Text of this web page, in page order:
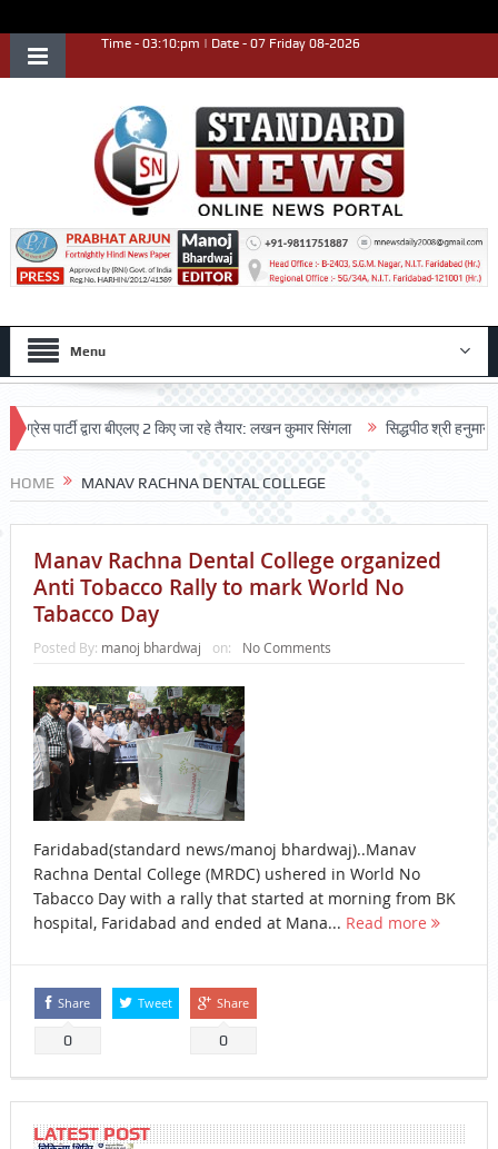
Time - 03:10:pm | Date - 07 Friday 08-2026
Menu
पार्टी द्वारा बीएलए 2 किए जा रहे तैयार: लखन कुमार सिंगला सिद्धपीठ श्री हनुमान
HOME MANAV RACHNA DENTAL COLLEGE
Manav Rachna Dental College organized
Anti Tobacco Rally to mark World No
Tabacco Day
Posted By: manoj bhardwaj on: No Comments
Faridabad(standard news/manoj bhardwaj)..Manav
Rachna Dental College (MRDC) ushered in World No
Tabacco Day with a rally that started at morning from BK
hospital, Faridabad and ended at Mana... Read more
Share
0
Tweet Share
0
LATEST POST